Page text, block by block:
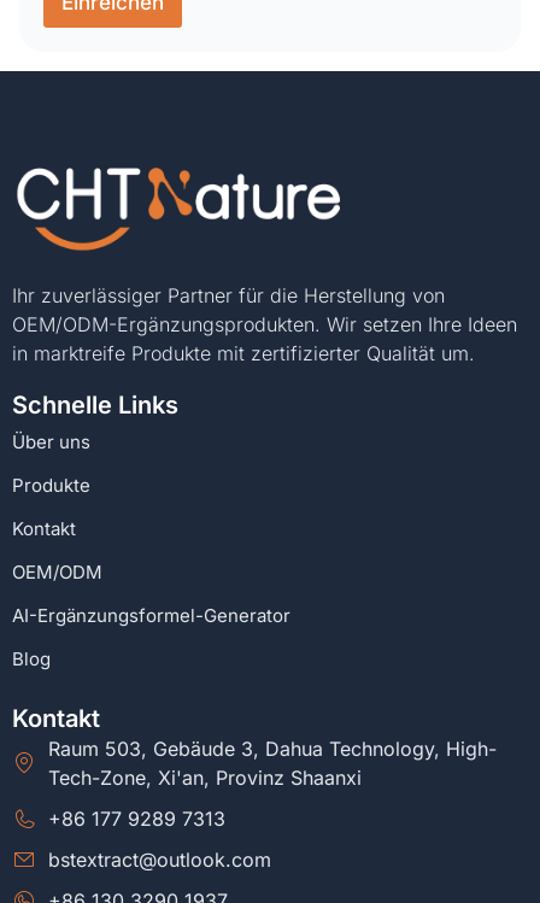
Ihr zuverlässiger Partner für die Herstellung von
OEM/ODM-Ergänzungsprodukten. Wir setzen Ihre Ideen
in marktreife Produkte mit zertifizierter Qualität um.
Schnelle Links
Über uns
Produkte
Kontakt
OEM/ODM
AI-Ergänzungsformel-Generator
Blog
Kontakt
Raum 503, Gebäude 3, Dahua Technology, High-
Tech-Zone, Xi'an, Provinz Shaanxi
+86 177 9289 7313
bstextract@outlook.com